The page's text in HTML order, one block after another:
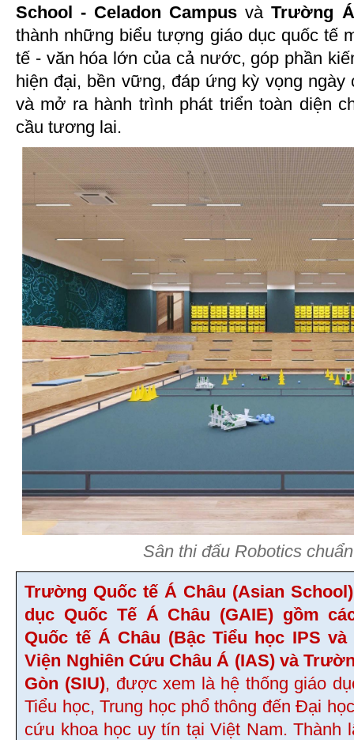
School - Celadon Campus vàTrường
thành những biểu tượng giáo dục quốc tế
tế - văn hóa lớn của cả nước, góp phần
hiện đại, bền vững, đáp ứng kỳ vọng ngày
và mở ra hành trình phát triển toàn diện
cầu tương lai.
Sân thi đấu Robotics
Trường Quốc tế Á Châu (Asian
dục Quốc Tế Á Châu (GAIE) gồm
Quốc tế Á Châu (Bậc Tiểu học IPS và
Viện Nghiên Cứu Châu Á (IAS) và
Gòn (SIU), được xem là hệ thống giáo
Tiểu học, Trung học phổ thông đến Đại
cứu khoa học uy tín tại Việt Nam. Thành